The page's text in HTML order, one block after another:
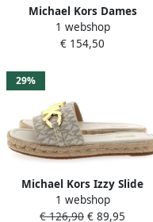
Michael Kors Dames
Espadrille Bruin 40S5LYFS1B
150 Lynn Espadrille Sandal
1 webshop
€ 154,50
29%
Michael Kors Izzy Slide
Dames Slippers Vanilla
1 webshop
€ 126,90 € 89,95